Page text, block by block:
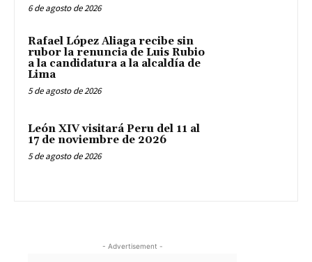
6 de agosto de 2026
Rafael López Aliaga recibe sin
rubor la renuncia de Luis Rubio
a la candidatura a la alcaldía de
Lima
5 de agosto de 2026
León XIV visitará Peru del 11 al
17 de noviembre de 2026
5 de agosto de 2026
- Advertisement -